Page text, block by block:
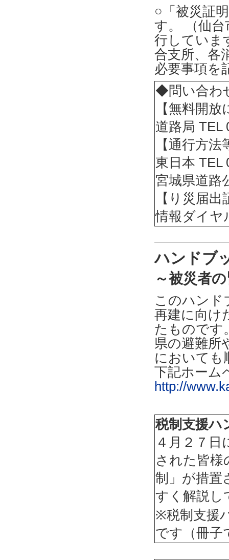
○「被災証
す。 （仙
行していま
合支所、各
必要事項を
◆問い合わ
【無料開
道路局 TEL
【通行方
東日本 TEL
宮城県道路
【り災届
情報ダイヤ
ハンドブ
～被災者
このハンド
再建に向け
たものです
県の避難所
においても
下記ホーム
http://
税制支援ハ
４月２７
された皆様
制」が措置
すく解説し
※税制支援
です（冊子